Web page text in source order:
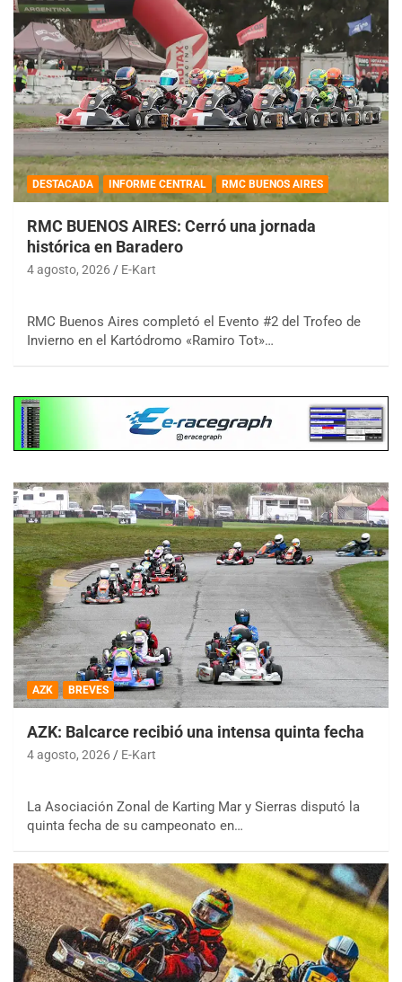
DESTACADA INFORME CENTRAL RMC BUENOS AIRES
RMC BUENOS AIRES: Cerró una jornada
histórica en Baradero
4 agosto, 2026 E-Kart
RMC Buenos Aires completó el Evento #2 del Trofeo de
Invierno en el Kartódromo «Ramiro Tot»…
AZK BREVES
AZK: Balcarce recibió una intensa quinta fecha
4 agosto, 2026 E-Kart
La Asociación Zonal de Karting Mar y Sierras disputó la
quinta fecha de su campeonato en…